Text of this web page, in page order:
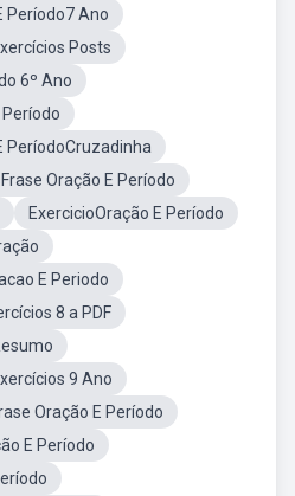
Período7 Ano
Posts
6º Ano
PeríodoCruzadinha
Oração E Período
ExercicioOração E Período
E Periodo
8 a PDF
9 Ano
Oração E Período
E Período